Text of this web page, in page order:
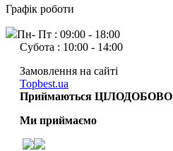
Графік роботи
Пн- Пт : 09:00 - 18:00
Субота : 10:00 - 14:00
Замовлення на сайті
Topbest.ua
Приймаються ЦІЛОДОБОВО
Ми приймаємо